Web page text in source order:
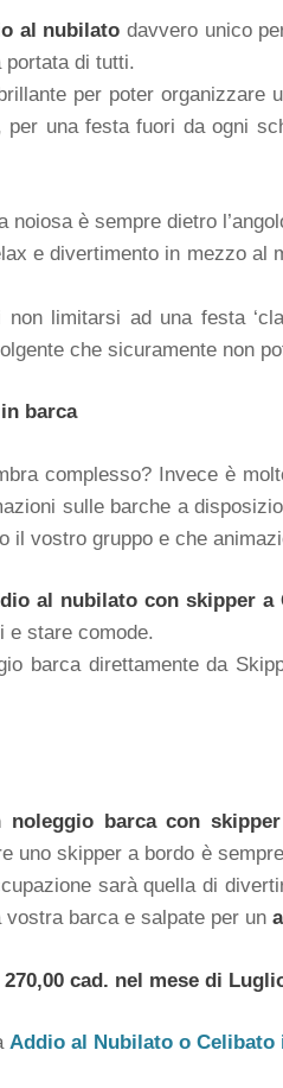
al nubilato davvero unico
portata di tutti.
per poter
per una festa fuori da ogni
è sempre dietro
e divertimento in mezzo
limitarsi ad una festa
che sicuramente non
barca
complesso? Invece è
sulle barche a
il vostro gruppo e che
al nubilato con skipper a
e stare comode.
barca direttamente da
barca con skipper
uno skipper a bordo è
sarà quella di
barca e salpate per un
cad. nel mese di
Addio al Nubilato o Celibato